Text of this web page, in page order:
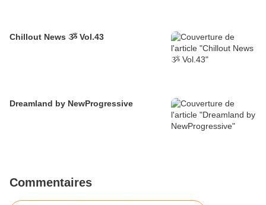
Chillout News ૐ Vol.43
Dreamland by NewProgressive
Commentaires